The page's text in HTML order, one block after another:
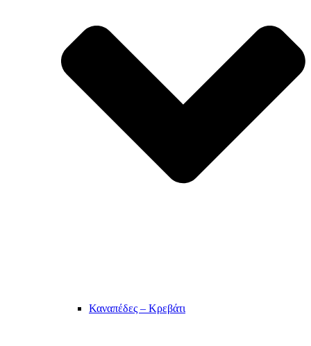
Καναπέδες – Κρεβάτι